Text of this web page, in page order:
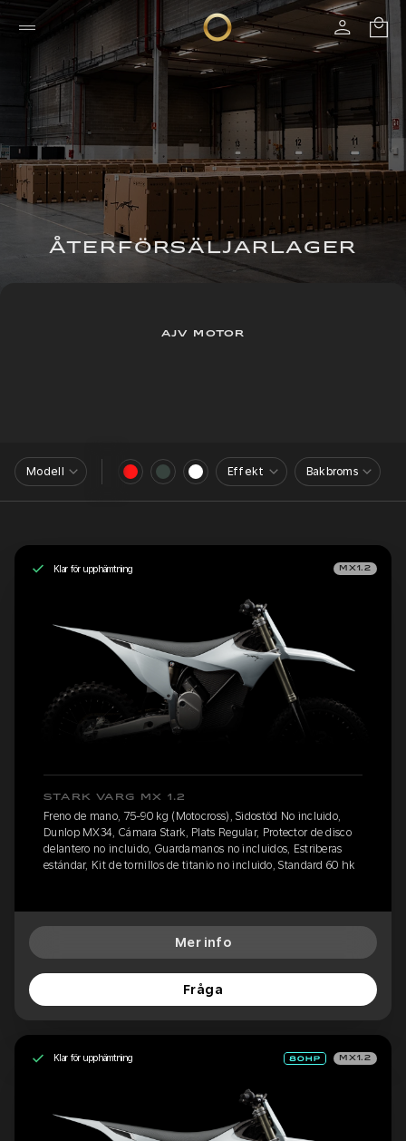
ÅTERFÖRSÄLJARLAGER
AJV MOTOR
Modell Effekt Bakbroms
Klar för upphämtning MX1.2
STARK VARG MX 1.2
Freno de mano, 75-90 kg (Motocross), Sidostöd No incluido,
Dunlop MX34, Cámara Stark, Plats Regular, Protector de disco
delantero no incluido, Guardamanos no incluidos, Estriberas
estándar, Kit de tornillos de titanio no incluido, Standard 60 hk
Mer info
Fråga
Klar för upphämtning MX1.2